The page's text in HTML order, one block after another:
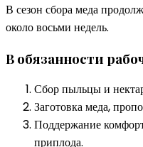
В сезон сбора меда
около восьми недель.
В обязанности
Сбор пыльцы и
Заготовка меда,
Поддержание
приплода.